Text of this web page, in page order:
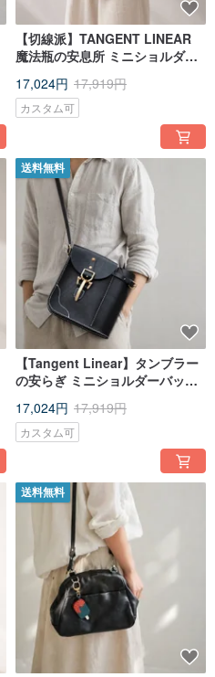
【切線派】TANGENT LINEAR
魔法瓶の安息所 ミニショルダー
ショルダーバッグ
17,024円 17,919円
カスタム可
送料無料
【Tangent Linear】タンブラー
の安らぎ ミニショルダーバッグ
ーバッグ
17,024円 17,919円
カスタム可
送料無料